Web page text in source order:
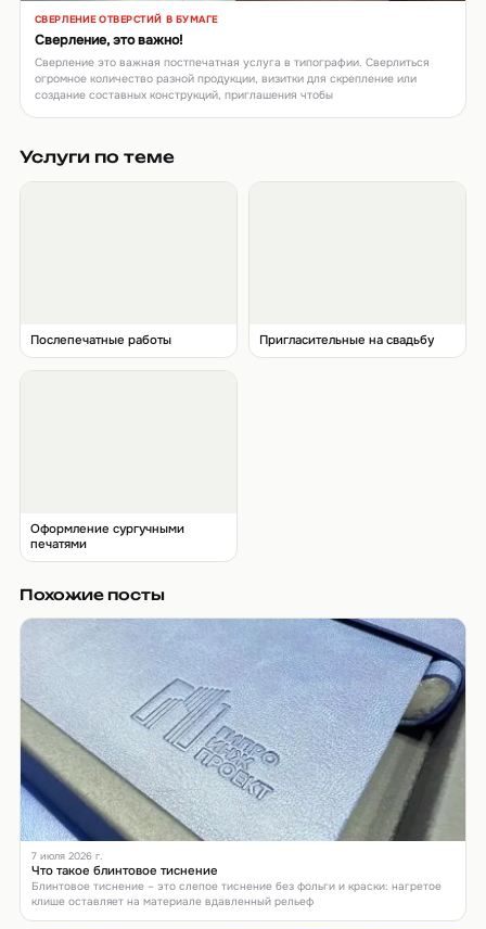
▶
СВЕРЛЕНИЕ ОТВЕРСТИЙ В БУМАГЕ
Сверление, это важно!
Сверление это важная постпечатная услуга в типографии. Сверлиться
огромное количество разной продукции, визитки для скрепление или
создание составных конструкций, приглашения чтобы
Услуги по теме
Послепечатные работы Пригласительные на свадьбу
Оформление сургучными
печатями
Похожие посты
7 июля 2026 г.
Что такое блинтовое тиснение
Блинтовое тиснение – это слепое тиснение без фольги и краски: нагретое
клише оставляет на материале вдавленный рельеф